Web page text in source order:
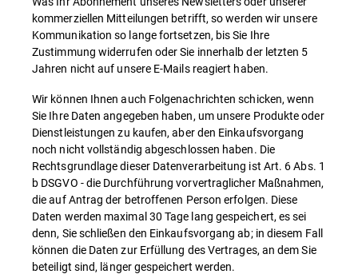
kommerziellen Mitteilungen betrifft, so werden wir unsere
Kommunikation so lange fortsetzen, bis Sie Ihre
Zustimmung widerrufen oder Sie innerhalb der letzten 5
Jahren nicht auf unsere E-Mails reagiert haben.
Wir können Ihnen auch Folgenachrichten schicken, wenn
Sie Ihre Daten angegeben haben, um unsere Produkte oder
Dienstleistungen zu kaufen, aber den Einkaufsvorgang
noch nicht vollständig abgeschlossen haben. Die
Rechtsgrundlage dieser Datenverarbeitung ist Art. 6 Abs. 1
b DSGVO - die Durchführung vorvertraglicher Maßnahmen,
die auf Antrag der betroffenen Person erfolgen. Diese
Daten werden maximal 30 Tage lang gespeichert, es sei
denn, Sie schließen den Einkaufsvorgang ab; in diesem Fall
können die Daten zur Erfüllung des Vertrages, an dem Sie
beteiligt sind, länger gespeichert werden.